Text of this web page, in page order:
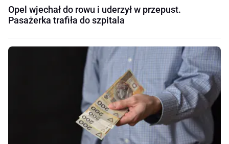
Opel wjechał do rowu i uderzył w przepust.
Pasażerka trafiła do szpitala